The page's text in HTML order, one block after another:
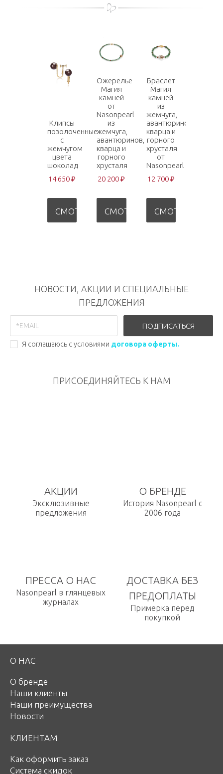
Клипсы
позолоченные
с
жемчугом
цвета
шоколад
14 650 ₽
СМОТРЕТЬ
Ожерелье
Магия
камней
от
Nasonpearl
из
жемчуга,
авантюринов,
кварца и
горного
хрусталя
20 200 ₽
СМОТРЕТЬ
Браслет
Магия
камней
из
жемчуга,
авантюринов,
кварца и
горного
хрусталя
от
Nasonpearl
12 700 ₽
СМОТРЕТЬ
НОВОСТИ, АКЦИИ И СПЕЦИАЛЬНЫЕ
ПРЕДЛОЖЕНИЯ
ПОДПИСАТЬСЯ
Я соглашаюсь с условиями договора оферты.
ПРИСОЕДИНЯЙТЕСЬ К НАМ
АКЦИИ
Эксклюзивные
предложения
О БРЕНДЕ
История Nasonpearl с
2006 года
ПРЕССА О НАС
Nasonpearl в глянцевых
журналах
ДОСТАВКА БЕЗ
ПРЕДОПЛАТЫ
Примерка перед
покупкой
О НАС
О бренде
Наши клиенты
Наши преимущества
Новости
КЛИЕНТАМ
Как оформить заказ
Система скидок